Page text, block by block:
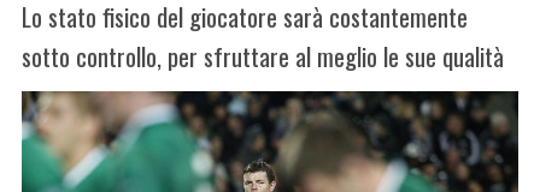
Lo stato fisico del giocatore sarà costantemente
sotto controllo, per sfruttare al meglio le sue qualità